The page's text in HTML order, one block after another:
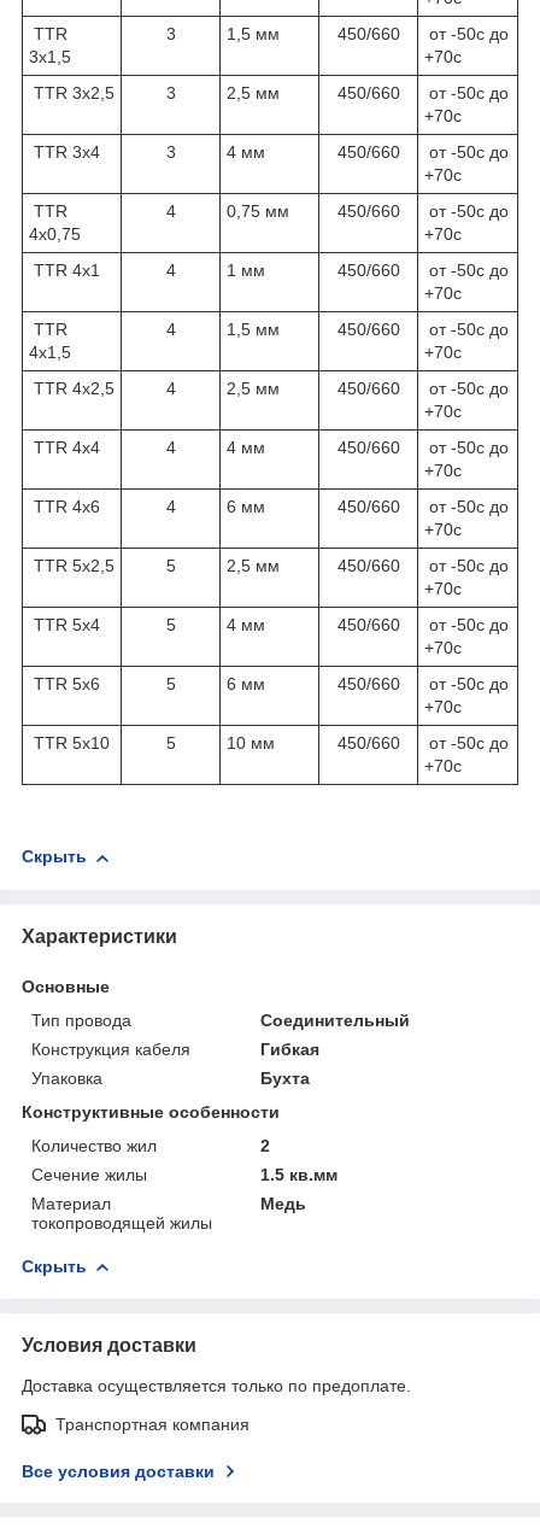
TTR
3х1,5
3 1,5 мм 450/660
от -50с до
+70с
TTR 3х2,5
3 2,5 мм 450/660
от -50с до
+70с
TTR 3х4
3 4 мм 450/660
от -50с до
+70с
TTR
4х0,75
4 0,75 мм 450/660
от -50с до
+70с
TTR 4х1
4 1 мм 450/660
от -50с до
+70с
TTR
4х1,5
4 1,5 мм 450/660
от -50с до
+70с
TTR 4х2,5
4 2,5 мм 450/660
от -50с до
+70с
TTR 4х4
4 4 мм 450/660
от -50с до
+70с
TTR 4х6
4 6 мм 450/660
от -50с до
+70с
TTR 5х2,5
5 2,5 мм 450/660
от -50с до
+70с
TTR 5х4
5 4 мм 450/660
от -50с до
+70с
TTR 5х6
5 6 мм 450/660
от -50с до
+70с
TTR 5х10
5 10 мм 450/660
от -50с до
+70с
Скрыть
Характеристики
Основные
Тип провода
Соединительный
Конструкция кабеля
Гибкая
Упаковка
Бухта
Конструктивные особенности
Количество жил
2
Сечение жилы
1.5 кв.мм
Материал
токопроводящей жилы
Медь
Скрыть
Условия доставки
Доставка осуществляется только по предоплате.
Транспортная компания
Все условия доставки